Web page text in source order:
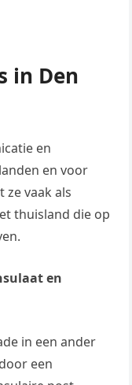
in Den
en
en voor
vaak als
thuisland die op
en
in een ander
een